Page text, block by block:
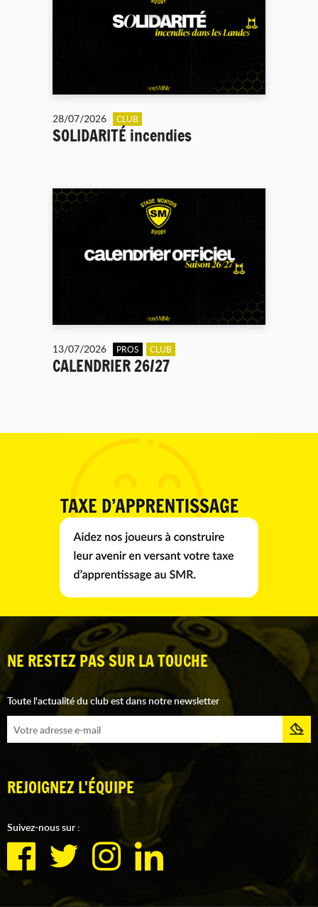
28/07/2026 CLUB
SOLIDARITÉ incendies
13/07/2026 PROS CLUB
CALENDRIER 26/27
NE RESTEZ PAS SUR LA TOUCHE
Toute l'actualité du club est dans notre newsletter
REJOIGNEZ L'ÉQUIPE
Suivez-nous sur :